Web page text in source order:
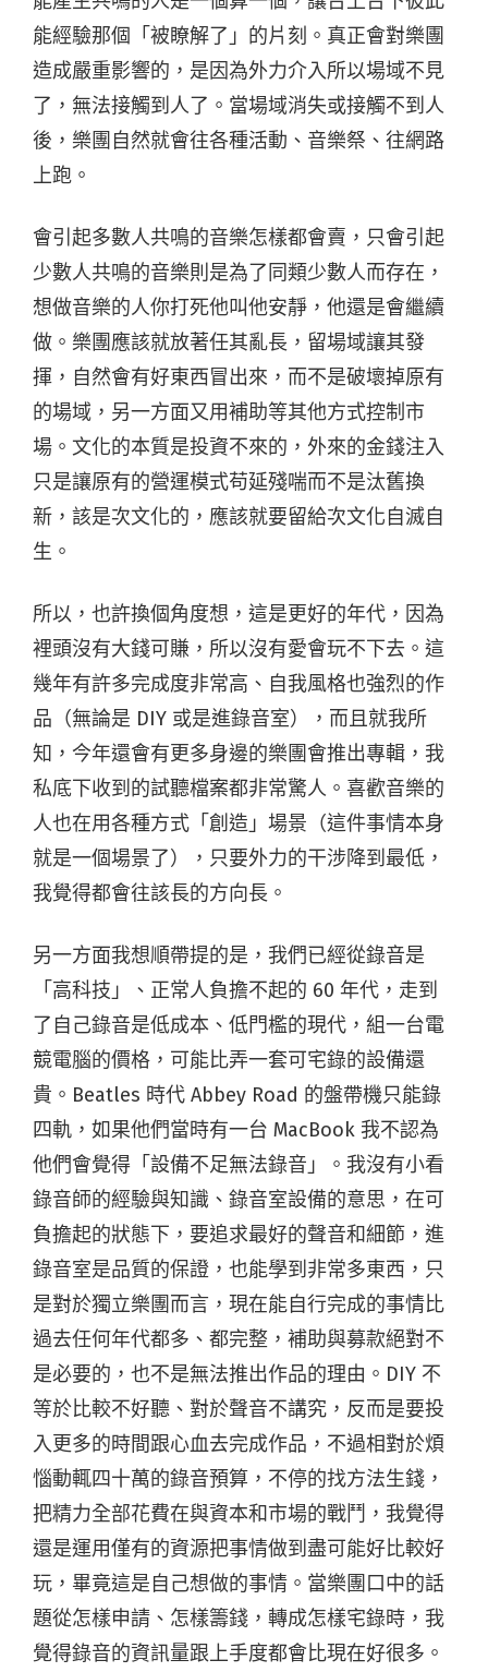
能經驗那個「被瞭解了」的片刻。真正會對樂團
造成嚴重影響的，是因為外力介入所以場域不見
了，無法接觸到人了。當場域消失或接觸不到人
後，樂團自然就會往各種活動、音樂祭、往網路
上跑。
會引起多數人共鳴的音樂怎樣都會賣，只會引起
少數人共鳴的音樂則是為了同類少數人而存在，
想做音樂的人你打死他叫他安靜，他還是會繼續
做。樂團應該就放著任其亂長，留場域讓其發
揮，自然會有好東西冒出來，而不是破壞掉原有
的場域，另一方面又用補助等其他方式控制市
場。文化的本質是投資不來的，外來的金錢注入
只是讓原有的營運模式苟延殘喘而不是汰舊換
新，該是次文化的，應該就要留給次文化自滅自
生。
所以，也許換個角度想，這是更好的年代，因為
裡頭沒有大錢可賺，所以沒有愛會玩不下去。這
幾年有許多完成度非常高、自我風格也強烈的作
品（無論是 DIY 或是進錄音室），而且就我所
知，今年還會有更多身邊的樂團會推出專輯，我
私底下收到的試聽檔案都非常驚人。喜歡音樂的
人也在用各種方式「創造」場景（這件事情本身
就是一個場景了），只要外力的干涉降到最低，
我覺得都會往該長的方向長。
另一方面我想順帶提的是，我們已經從錄音是
「高科技」、正常人負擔不起的 60 年代，走到
了自己錄音是低成本、低門檻的現代，組一台電
競電腦的價格，可能比弄一套可宅錄的設備還
貴。Beatles 時代 Abbey Road 的盤帶機只能錄
四軌，如果他們當時有一台 MacBook 我不認為
他們會覺得「設備不足無法錄音」。我沒有小看
錄音師的經驗與知識、錄音室設備的意思，在可
負擔起的狀態下，要追求最好的聲音和細節，進
錄音室是品質的保證，也能學到非常多東西，只
是對於獨立樂團而言，現在能自行完成的事情比
過去任何年代都多、都完整，補助與募款絕對不
是必要的，也不是無法推出作品的理由。DIY 不
等於比較不好聽、對於聲音不講究，反而是要投
入更多的時間跟心血去完成作品，不過相對於煩
惱動輒四十萬的錄音預算，不停的找方法生錢，
把精力全部花費在與資本和市場的戰鬥，我覺得
還是運用僅有的資源把事情做到盡可能好比較好
玩，畢竟這是自己想做的事情。當樂團口中的話
題從怎樣申請、怎樣籌錢，轉成怎樣宅錄時，我
覺得錄音的資訊量跟上手度都會比現在好很多。